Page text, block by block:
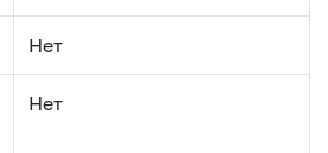
Нет
Нет